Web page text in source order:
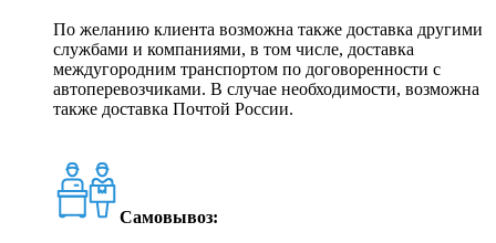
По желанию клиента возможна также доставка другими
службами и компаниями, в том числе, доставка
междугородним транспортом по договоренности с
автоперевозчиками. В случае необходимости, возможна
также доставка Почтой России.
Самовывоз: